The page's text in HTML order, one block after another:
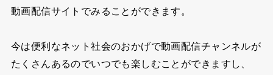
動画配信サイトでみることができます。
今は便利なネット社会のおかげで動画配信チャンネルが
たくさんあるのでいつでも楽しむことができますし、